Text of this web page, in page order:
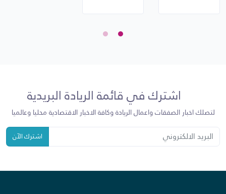
اشترك في قائمة الريادة البريدية
لتصلك اخبار الصفقات واعمال الريادة وكافة الاخبار الاقتصادية محليا وعالميا
اشترك الآن